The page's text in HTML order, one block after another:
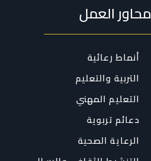
محاور العمل
أنماط رعائية
التربية والتعليم
التعليم المهني
دعائم تربوية
الرعاية الصحية